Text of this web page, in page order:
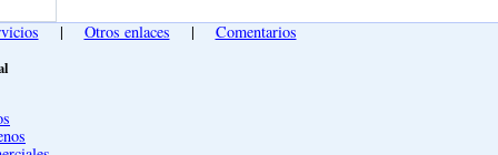
| Otros enlaces | Comentarios